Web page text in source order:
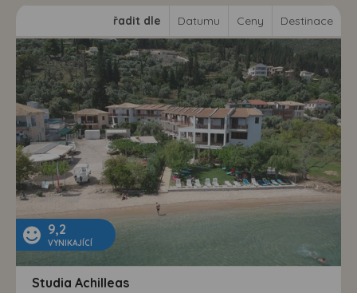
řadit dle
Datumu Ceny Destinace
9,2
VYNIKAJÍCÍ
Studia Achilleas